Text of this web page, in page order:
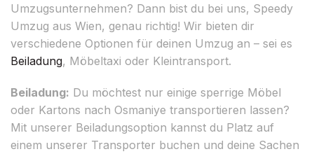
Umzugsunternehmen? Dann bist du bei uns, Speedy
Umzug aus Wien, genau richtig! Wir bieten dir
verschiedene Optionen für deinen Umzug an – sei es
Beiladung, Möbeltaxi oder Kleintransport.
Beiladung: Du möchtest nur einige sperrige Möbel
oder Kartons nach Osmaniye transportieren lassen?
Mit unserer Beiladungsoption kannst du Platz auf
einem unserer Transporter buchen und deine Sachen